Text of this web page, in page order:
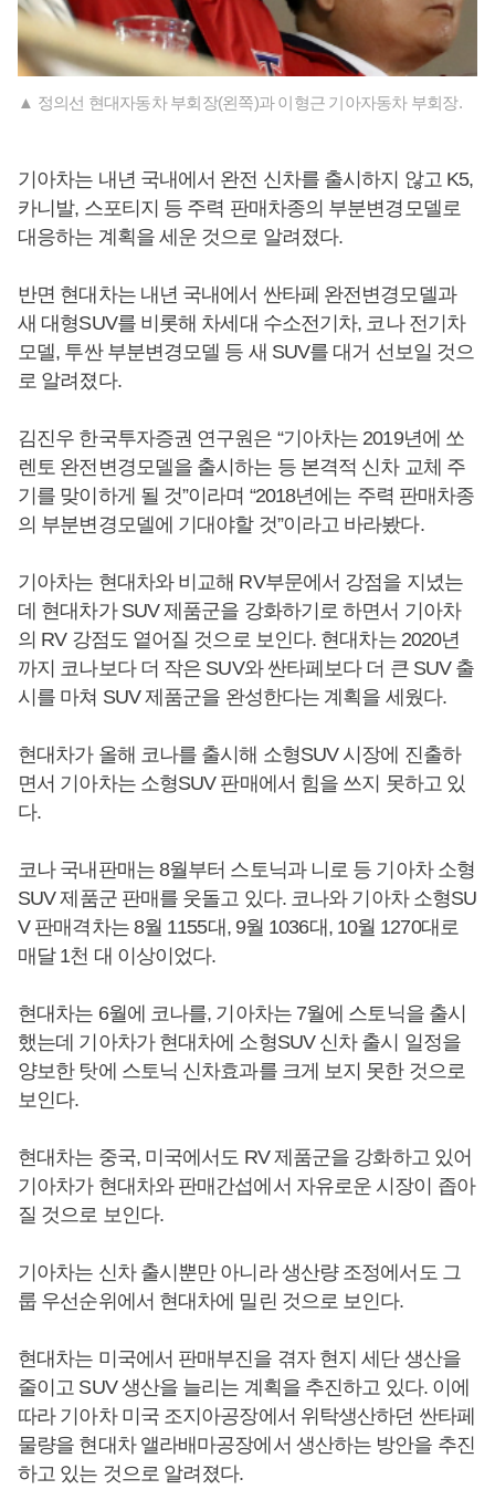
▲ 정의선 현대자동차 부회장(왼쪽)과 이형근 기아자동차 부회장.
기아차는 내년 국내에서 완전 신차를 출시하지 않고 K5,
카니발, 스포티지 등 주력 판매차종의 부분변경모델로
대응하는 계획을 세운 것으로 알려졌다.
반면 현대차는 내년 국내에서 싼타페 완전변경모델과
새 대형SUV를 비롯해 차세대 수소전기차, 코나 전기차
모델, 투싼 부분변경모델 등 새 SUV를 대거 선보일 것으
로 알려졌다.
김진우 한국투자증권 연구원은 “기아차는 2019년에 쏘
렌토 완전변경모델을 출시하는 등 본격적 신차 교체 주
기를 맞이하게 될 것”이라며 “2018년에는 주력 판매차종
의 부분변경모델에 기대야할 것”이라고 바라봤다.
기아차는 현대차와 비교해 RV부문에서 강점을 지녔는
데 현대차가 SUV 제품군을 강화하기로 하면서 기아차
의 RV 강점도 옅어질 것으로 보인다. 현대차는 2020년
까지 코나보다 더 작은 SUV와 싼타페보다 더 큰 SUV 출
시를 마쳐 SUV 제품군을 완성한다는 계획을 세웠다.
현대차가 올해 코나를 출시해 소형SUV 시장에 진출하
면서 기아차는 소형SUV 판매에서 힘을 쓰지 못하고 있
다.
코나 국내판매는 8월부터 스토닉과 니로 등 기아차 소형
SUV 제품군 판매를 웃돌고 있다. 코나와 기아차 소형SU
V 판매격차는 8월 1155대, 9월 1036대, 10월 1270대로
매달 1천 대 이상이었다.
현대차는 6월에 코나를, 기아차는 7월에 스토닉을 출시
했는데 기아차가 현대차에 소형SUV 신차 출시 일정을
양보한 탓에 스토닉 신차효과를 크게 보지 못한 것으로
보인다.
현대차는 중국, 미국에서도 RV 제품군을 강화하고 있어
기아차가 현대차와 판매간섭에서 자유로운 시장이 좁아
질 것으로 보인다.
기아차는 신차 출시뿐만 아니라 생산량 조정에서도 그
룹 우선순위에서 현대차에 밀린 것으로 보인다.
현대차는 미국에서 판매부진을 겪자 현지 세단 생산을
줄이고 SUV 생산을 늘리는 계획을 추진하고 있다. 이에
따라 기아차 미국 조지아공장에서 위탁생산하던 싼타페
물량을 현대차 앨라배마공장에서 생산하는 방안을 추진
하고 있는 것으로 알려졌다.